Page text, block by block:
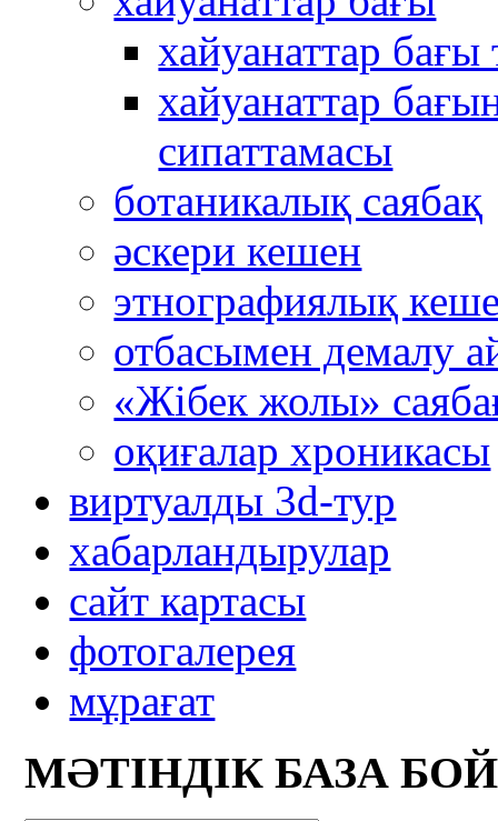
хайуанаттар
хайуанаттар
сипаттамасы
ботаникалық саябақ
әскери кешен
этнографиялық
отбасымен демалу
«Жібек жолы»
оқиғалар хроникасы
виртуалды 3d-тур
xабарландырулар
сайт картасы
фотогалерея
мұрағат
МӘТІНДІК БАЗА